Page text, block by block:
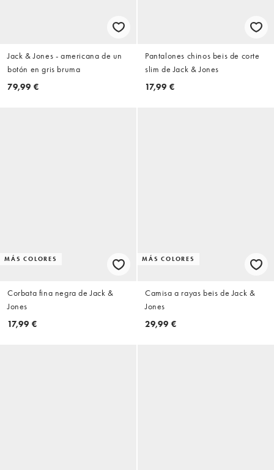
Jack & Jones - americana de un
botón en gris bruma
79,99 €
Pantalones chinos beis de corte
slim de Jack & Jones
17,99 €
MÁS COLORES
Corbata fina negra de Jack &
Jones
17,99 €
MÁS COLORES
Camisa a rayas beis de Jack &
Jones
29,99 €